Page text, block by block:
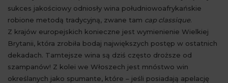
sukces jakościowy odniosły wina południowoafrykańskie
robione metodą tradycyjną, zwane tam cap classique.
Z krajów europejskich konieczne jest wymienienie Wielkiej
Brytanii, która zrobiła bodaj największych postęp w ostatnich
dekadach. Tamtejsze wina są dziś często droższe od
szampanów! Z kolei we Włoszech jest mnóstwo win
określanych jako spumante, które – jeśli posiadają apelację